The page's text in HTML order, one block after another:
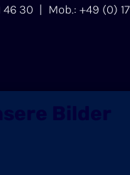
46 30 | Mob.: +49 (0)